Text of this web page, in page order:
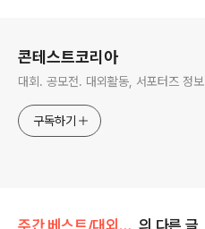
콘테스트코리아
대회. 공모전. 대외활동, 서포터즈 정보
구독하기
주간 베스트/대외활동 의 다른 글